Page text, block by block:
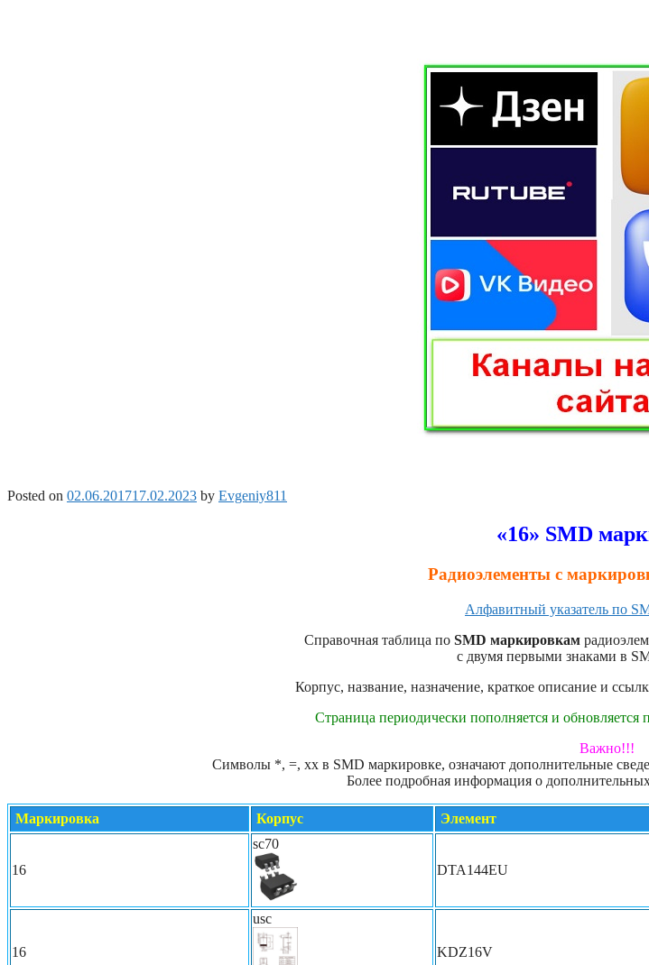
Posted on 02.06.201717.02.2023 by Evgeniy811
«16» SMD
Радиоэлементы с
Алфавитный указатель по
Справочная таблица по SMD маркировкам
с двумя первыми знаками в
Корпус, название, назначение, краткое описание и
Страница периодически пополняется и
Важно!!!
Символы *, =, xx в SMD маркировке, означают дополнительные
Более подробная информация о
Маркировка Корпус Элемент
16
sc70
DTA144EU
16
usc
KDZ16V